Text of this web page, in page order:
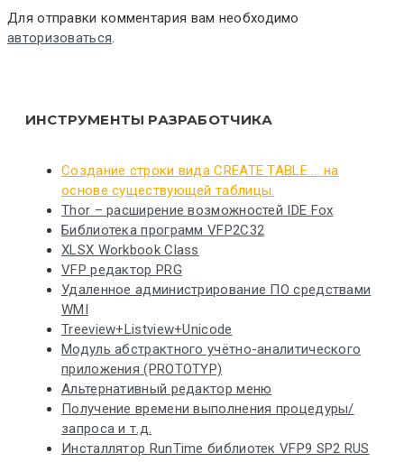
Для отправки комментария вам необходимо
авторизоваться.
ИНСТРУМЕНТЫ РАЗРАБОТЧИКА
Создание строки вида CREATE TABLE … на
основе существующей таблицы.
Thor – расширение возможностей IDE Fox
Библиотека программ VFP2C32
XLSX Workbook Class
VFP редактор PRG
Удаленное администрирование ПО средствами
WMI
Treeview+Listview+Unicode
Модуль абстрактного учётно-аналитического
приложения (PROTOTYP)
Альтернативный редактор меню
Получение времени выполнения процедуры/
запроса и т.д.
Инсталлятор RunTime библиотек VFP9 SP2 RUS